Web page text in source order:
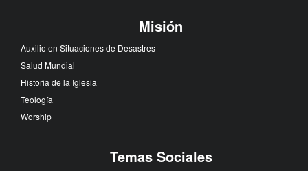
Misión
Auxilio en Situaciones de Desastres
Salud Mundial
Historia de la Iglesia
Teología
Worship
Temas Sociales